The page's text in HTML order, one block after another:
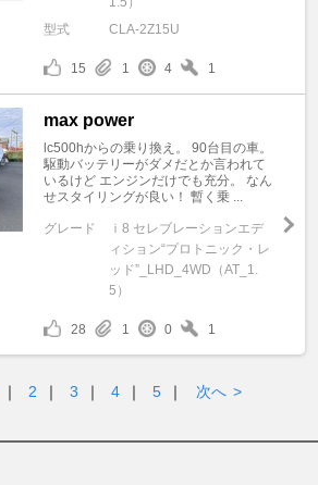
型式
CLA-2Z15U
15 1 4 1
max power
lc500hからの乗り換え。 90台目の車。
駆動バッテリーがダメだとか言われて
いるけど エンジンだけでも充分。 なん
せスタイリングが良い！ 暫く乗 ...
グレード
ｉ8 セレブレーションエデ
ィション“プロトニック・レ
ッド”_LHD_4WD（AT_1.
5）
28 1 0 1
｜ 2 ｜ 3 ｜ 4 ｜ 5 ｜ 次へ >